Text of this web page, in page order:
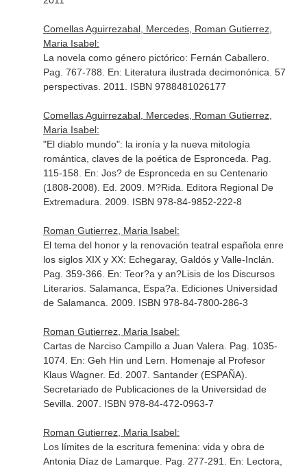
Comellas Aguirrezabal, Mercedes, Roman Gutierrez,
Maria Isabel:
La novela como género pictórico: Fernán Caballero.
Pag. 767-788. En: Literatura ilustrada decimonónica. 57
perspectivas. 2011. ISBN 9788481026177
Comellas Aguirrezabal, Mercedes, Roman Gutierrez,
Maria Isabel:
"El diablo mundo": la ironía y la nueva mitología
romántica, claves de la poética de Espronceda. Pag.
115-158. En: Jos? de Espronceda en su Centenario
(1808-2008) . Ed. 2009. M?Rida. Editora Regional De
Extremadura. 2009. ISBN 978-84-9852-222-8
Roman Gutierrez, Maria Isabel:
El tema del honor y la renovación teatral española enre
los siglos XIX y XX: Echegaray, Galdós y Valle-Inclán.
Pag. 359-366. En: Teor?a y an?Lisis de los Discursos
Literarios. Salamanca, Espa?a. Ediciones Universidad
de Salamanca. 2009. ISBN 978-84-7800-286-3
Roman Gutierrez, Maria Isabel:
Cartas de Narciso Campillo a Juan Valera. Pag. 1035-
1074. En: Geh Hin und Lern. Homenaje al Profesor
Klaus Wagner. Ed. 2007. Santander (ESPAÑA).
Secretariado de Publicaciones de la Universidad de
Sevilla. 2007. ISBN 978-84-472-0963-7
Roman Gutierrez, Maria Isabel:
Los límites de la escritura femenina: vida y obra de
Antonia Díaz de Lamarque. Pag. 277-291. En: Lectora,